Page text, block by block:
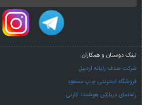
لینک دوستان و همکاران:
شرکت صدف رایانه اردبیل
فروشگاه اینترنتی چاپ مسعود
راهنمای دربازکن هوشمند کارتی